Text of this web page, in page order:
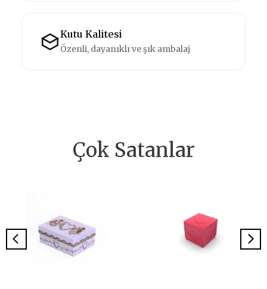
Kutu Kalitesi
Özenli, dayanıklı ve şık ambalaj
Çok Satanlar